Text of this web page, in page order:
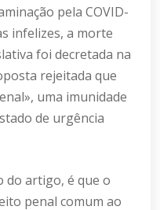
pela COVID-
infelizes, a morte
foi decretada na
rejeitada que
uma imunidade
de urgência
do artigo, é que o
penal comum ao